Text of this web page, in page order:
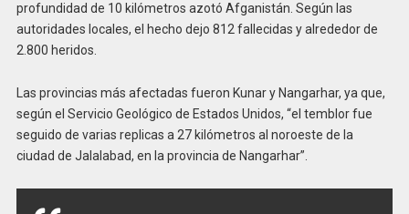
profundidad de 10 kilómetros azotó Afganistán. Según las
autoridades locales, el hecho dejo 812 fallecidas y alrededor de
2.800 heridos.
Las provincias más afectadas fueron Kunar y Nangarhar, ya que,
según el Servicio Geológico de Estados Unidos, “el temblor fue
seguido de varias replicas a 27 kilómetros al noroeste de la
ciudad de Jalalabad, en la provincia de Nangarhar”.